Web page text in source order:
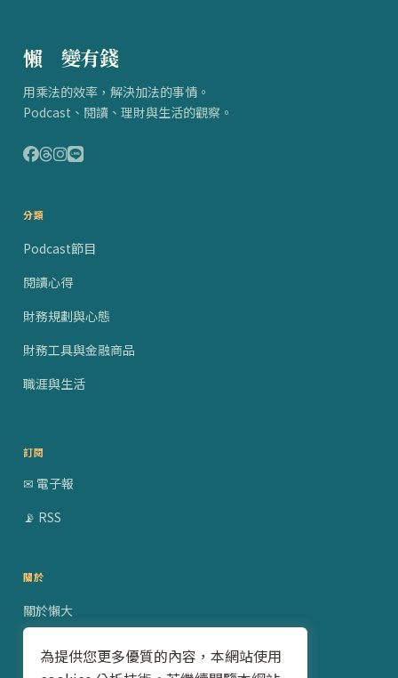
懶得 變有錢
用乘法的效率，解決加法的事情。
Podcast、閱讀、理財與生活的觀察。
分類
Podcast節目
閱讀心得
財務規劃與心態
財務工具與金融商品
職涯與生活
訂閱
✉ 電子報
📡 RSS
關於
關於懶大
為提供您更多優質的內容，本網站使用